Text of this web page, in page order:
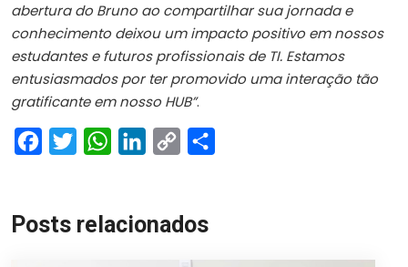
abertura do Bruno ao compartilhar sua jornada e
conhecimento deixou um impacto positivo em nossos
estudantes e futuros profissionais de TI. Estamos
entusiasmados por ter promovido uma interação tão
gratificante em nosso HUB”.
FacebookTwitterWhatsAppLinkedIn
Copy
Posts relacionados